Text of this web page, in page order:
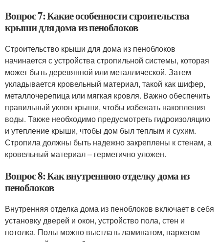
Вопрос 7: Какие особенности строительства
крыши для дома из пеноблоков
Строительство крыши для дома из пеноблоков
начинается с устройства стропильной системы, которая
может быть деревянной или металлической. Затем
укладывается кровельный материал, такой как шифер,
металлочерепица или мягкая кровля. Важно обеспечить
правильный уклон крыши, чтобы избежать накопления
воды. Также необходимо предусмотреть гидроизоляцию
и утепление крыши, чтобы дом был теплым и сухим.
Стропила должны быть надежно закреплены к стенам, а
кровельный материал – герметично уложен.
Вопрос 8: Как внутреннюю отделку дома из
пеноблоков
Внутренняя отделка дома из пеноблоков включает в себя
установку дверей и окон, устройство пола, стен и
потолка. Полы можно выстлать ламинатом, паркетом